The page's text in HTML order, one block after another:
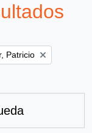
Patricio